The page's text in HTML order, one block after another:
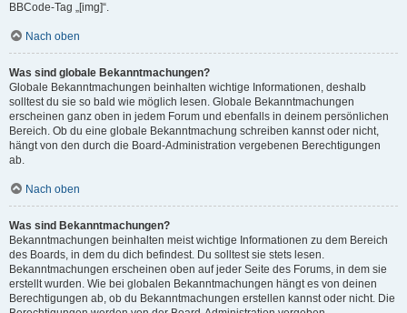
BBCode-Tag „[img]“.
Nach oben
Was sind globale Bekanntmachungen?
Globale Bekanntmachungen beinhalten wichtige Informationen, deshalb
solltest du sie so bald wie möglich lesen. Globale Bekanntmachungen
erscheinen ganz oben in jedem Forum und ebenfalls in deinem persönlichen
Bereich. Ob du eine globale Bekanntmachung schreiben kannst oder nicht,
hängt von den durch die Board-Administration vergebenen Berechtigungen
ab.
Nach oben
Was sind Bekanntmachungen?
Bekanntmachungen beinhalten meist wichtige Informationen zu dem Bereich
des Boards, in dem du dich befindest. Du solltest sie stets lesen.
Bekanntmachungen erscheinen oben auf jeder Seite des Forums, in dem sie
erstellt wurden. Wie bei globalen Bekanntmachungen hängt es von deinen
Berechtigungen ab, ob du Bekanntmachungen erstellen kannst oder nicht. Die